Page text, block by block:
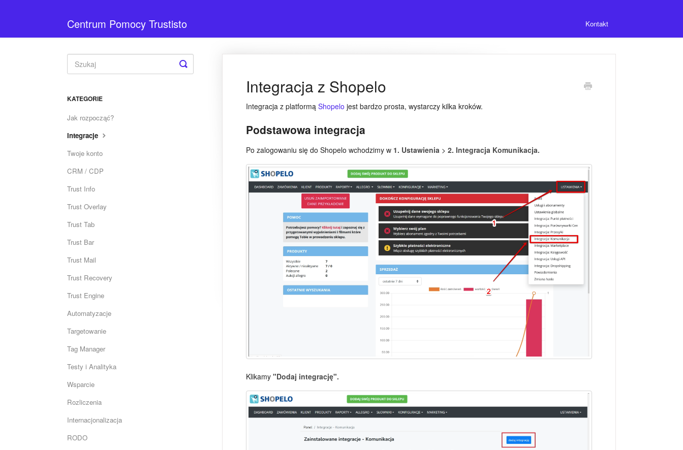
Centrum Pomocy Trustisto Kontakt
Integracja z Shopelo
Integracja z platformą Shopelo jest bardzo prosta, wystarczy kilka kroków.
Podstawowa integracja
Po zalogowaniu się do Shopelo wchodzimy w 1. Ustawienia> 2. Integracja Komunikacja.
Klikamy "Dodaj integrację".
Toggle
Search
KATEGORIE
Jak rozpocząć?
Integracje
Twoje konto
CRM / CDP
Trust Info
Trust Overlay
Trust Tab
Trust Bar
Trust Mail
Trust Recovery
Trust Engine
Automatyzacje
Targetowanie
Tag Manager
Testy i Analityka
Wsparcie
Rozliczenia
Internacjonalizacja
RODO